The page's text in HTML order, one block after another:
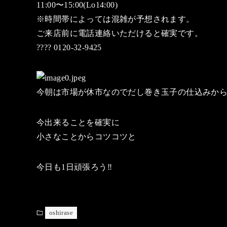
11:00〜15:00(Lo14:00)
※時間帯によっては混雑が予想されます。
ご来店前に電話連絡いただけると確実です。
???? 0120-32-9425
今朝は市場が休市なのでだし巻き玉子の仕込みから
今出来ることを確実に
小さなことからコツコツと
今日も1日頑張ろう‼️
oshirase